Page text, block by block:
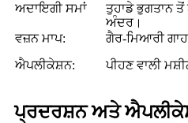
ਅਦਾਇਗੀ ਸਮਾਂ
ਤੁਹਾਡੇ ਭੁਗਤਾਨ ਤੋਂ
ਅੰਦਰ।
ਵਜ਼ਨ ਮਾਪ:
ਐਪਲੀਕੇਸ਼ਨ:
ਗੈਰ-ਮਿਆਰੀ
ਪੀਹਣ ਵਾਲੀ
ਪ੍ਰਦਰਸ਼ਨ ਅਤੇ